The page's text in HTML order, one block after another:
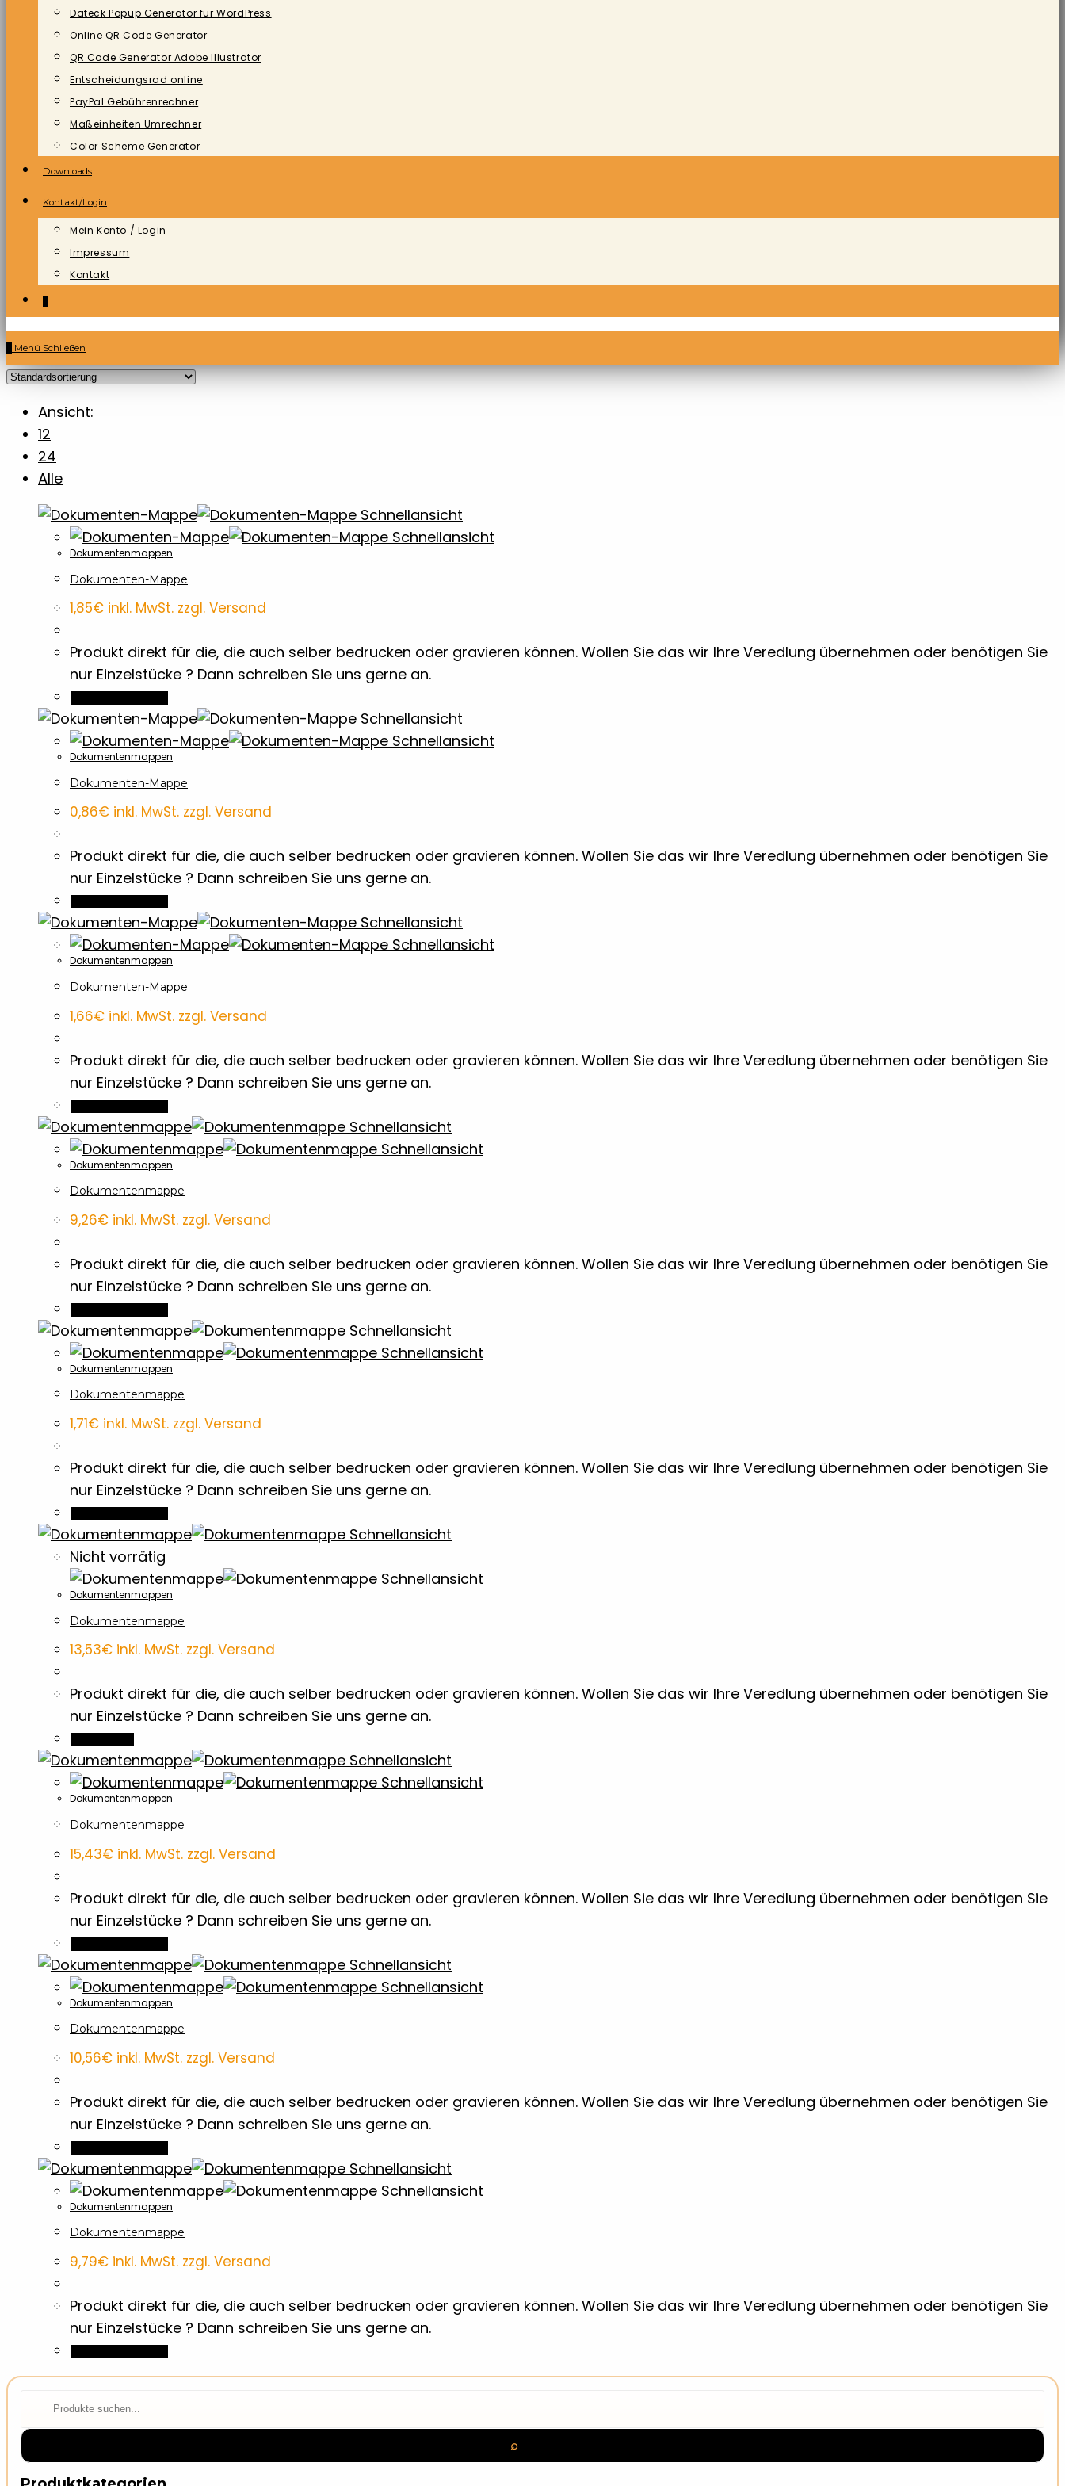
Dateck Popup Generator für WordPress
Online QR Code Generator
QR Code Generator Adobe Illustrator
Entscheidungsrad online
PayPal Gebührenrechner
Maßeinheiten Umrechner
Color Scheme Generator
Downloads
Kontakt/Login
Mein Konto / Login
Impressum
Kontakt
Menü Schließen
Ansicht:
12
24
Alle
Schnellansicht
Schnellansicht
Dokumentenmappen
Dokumenten-Mappe
1,85€ inkl. MwSt. zzgl. Versand
Produkt direkt für die, die auch selber bedrucken oder gravieren können. Wollen Sie das wir Ihre Veredlung übernehmen oder benötigen Sie
nur Einzelstücke ? Dann schreiben Sie uns gerne an.
Schnellansicht
Schnellansicht
Dokumentenmappen
Dokumenten-Mappe
0,86€ inkl. MwSt. zzgl. Versand
Produkt direkt für die, die auch selber bedrucken oder gravieren können. Wollen Sie das wir Ihre Veredlung übernehmen oder benötigen Sie
nur Einzelstücke ? Dann schreiben Sie uns gerne an.
Schnellansicht
Schnellansicht
Dokumentenmappen
Dokumenten-Mappe
1,66€ inkl. MwSt. zzgl. Versand
Produkt direkt für die, die auch selber bedrucken oder gravieren können. Wollen Sie das wir Ihre Veredlung übernehmen oder benötigen Sie
nur Einzelstücke ? Dann schreiben Sie uns gerne an.
Schnellansicht
Schnellansicht
Dokumentenmappen
Dokumentenmappe
9,26€ inkl. MwSt. zzgl. Versand
Produkt direkt für die, die auch selber bedrucken oder gravieren können. Wollen Sie das wir Ihre Veredlung übernehmen oder benötigen Sie
nur Einzelstücke ? Dann schreiben Sie uns gerne an.
Schnellansicht
Schnellansicht
Dokumentenmappen
Dokumentenmappe
1,71€ inkl. MwSt. zzgl. Versand
Produkt direkt für die, die auch selber bedrucken oder gravieren können. Wollen Sie das wir Ihre Veredlung übernehmen oder benötigen Sie
nur Einzelstücke ? Dann schreiben Sie uns gerne an.
Schnellansicht
Nicht vorrätig
Schnellansicht
Dokumentenmappen
Dokumentenmappe
13,53€ inkl. MwSt. zzgl. Versand
Produkt direkt für die, die auch selber bedrucken oder gravieren können. Wollen Sie das wir Ihre Veredlung übernehmen oder benötigen Sie
nur Einzelstücke ? Dann schreiben Sie uns gerne an.
Schnellansicht
Schnellansicht
Dokumentenmappen
Dokumentenmappe
15,43€ inkl. MwSt. zzgl. Versand
Produkt direkt für die, die auch selber bedrucken oder gravieren können. Wollen Sie das wir Ihre Veredlung übernehmen oder benötigen Sie
nur Einzelstücke ? Dann schreiben Sie uns gerne an.
Schnellansicht
Schnellansicht
Dokumentenmappen
Dokumentenmappe
10,56€ inkl. MwSt. zzgl. Versand
Produkt direkt für die, die auch selber bedrucken oder gravieren können. Wollen Sie das wir Ihre Veredlung übernehmen oder benötigen Sie
nur Einzelstücke ? Dann schreiben Sie uns gerne an.
Schnellansicht
Schnellansicht
Dokumentenmappen
Dokumentenmappe
9,79€ inkl. MwSt. zzgl. Versand
Produkt direkt für die, die auch selber bedrucken oder gravieren können. Wollen Sie das wir Ihre Veredlung übernehmen oder benötigen Sie
nur Einzelstücke ? Dann schreiben Sie uns gerne an.
Suchen